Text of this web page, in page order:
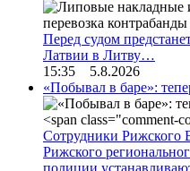
Перед судом
Латвии в Литву…
15:35 5.8.2026
«Побывал в баре»:
Сотрудники Рижского
Рижского
полиции